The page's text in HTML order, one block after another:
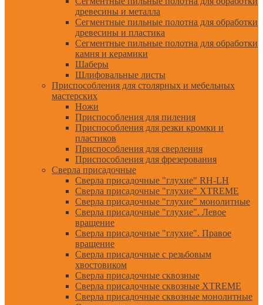
древесины и металла
Сегментные пильные полотна для обработки
древесины и пластика
Сегментные пильные полотна для обработки
камня и керамики
Шаберы
Шлифовальные листы
Приспособления для столярных и мебельных
мастерских
Ножи
Приспособления для пиления
Приспособления для резки кромки и
пластиков
Приспособления для сверления
Приспособления для фрезерования
Сверла присадочные
Сверла присадочные "глухие" RH-LH
Сверла присадочные "глухие" XTREME
Сверла присадочные "глухие" монолитные
Сверла присадочные "глухие". Левое
вращение
Сверла присадочные "глухие". Правое
вращение
Сверла присадочные с резьбовым
хвостовиком
Сверла присадочные сквозные
Сверла присадочные сквозные XTREME
Сверла присадочные сквозные монолитные